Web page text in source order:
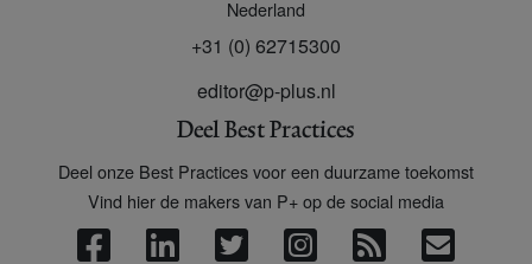
Nederland
+31 (0) 62715300
editor@p-plus.nl
Deel Best Practices
Deel onze Best Practices voor een duurzame toekomst
Vind hier de makers van P+ op de social media